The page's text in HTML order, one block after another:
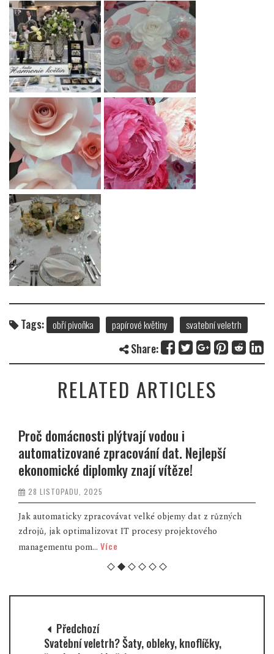
Tags: obří pivoňka papírové květiny svatební veletrh
Share:
RELATED ARTICLES
Proč domácnosti plýtvají vodou i
automatizované zpracování dat. Nejlepší
ekonomické diplomky znají vítěze!
28 LISTOPADU, 2025
Jak automaticky zpracovávat velké objemy dat z různých
zdrojů, jak optimalizovat IT procesy projektového
managementu pom... Více
Předchozí
Svatební veletrh? Šaty, obleky, knoflíčky,